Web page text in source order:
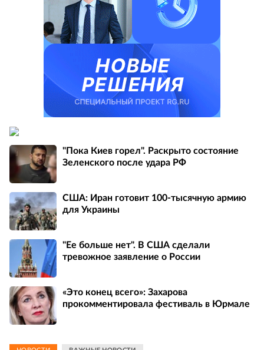
"Пока Киев горел". Раскрыто состояние
Зеленского после удара РФ
США: Иран готовит 100-тысячную армию
для Украины
"Ее больше нет". В США сделали
тревожное заявление о России
«Это конец всего»: Захарова
прокомментировала фестиваль в Юрмале